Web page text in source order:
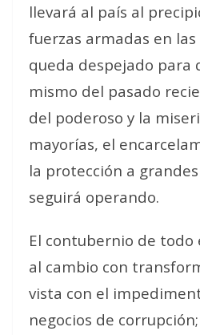
llevará al país al
fuerzas armadas en
queda despejado para
mismo del pasado
del poderoso y la
mayorías, el
la protección a
seguirá operando.
El contubernio de
al cambio con
vista con el
negocios de